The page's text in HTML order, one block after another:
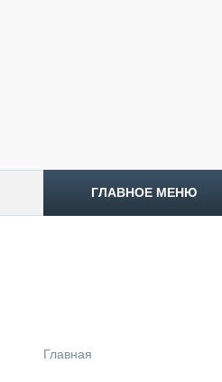
ГЛАВНОЕ МЕНЮ
Главная